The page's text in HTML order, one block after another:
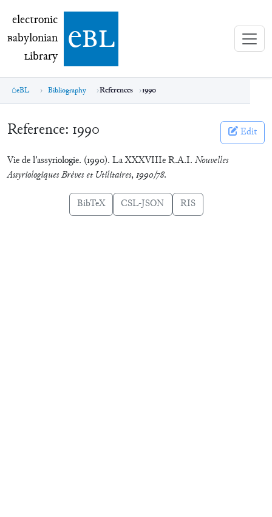
electronic Babylonian Library (eBL)
electronic
Babylonian
Library ebl
eBL Bibliography References 1990
Reference: 1990 Edit
Vie de l’assyriologie. (1990). La XXXVIIIe R.A.I. Nouvelles
Assyriologiques Brèves et Utilitaires,1990/78.
BibTeX CSL-JSON RIS